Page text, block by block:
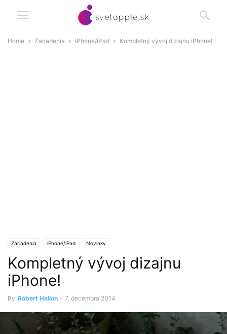
Home Zariadenia iPhone/iPad Kompletný vývoj dizajnu iPhone!
Zariadenia iPhone/iPad Novinky
Kompletný vývoj dizajnu
iPhone!
By Róbert Hallon - 7. decembra 2014